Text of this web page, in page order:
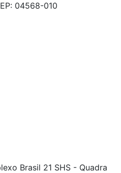
04568-010
Brasil 21 SHS - Quadra